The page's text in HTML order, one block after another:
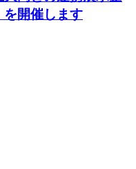
を開催します